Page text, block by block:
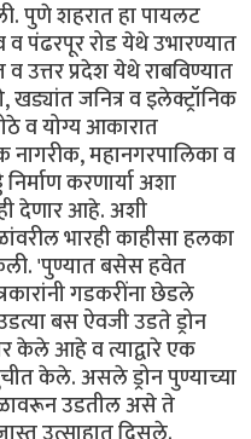
पुणे शहरात हा पायलट
व पंढरपूर रोड येथे उभारण्यात
प्रदेश येथे राबविण्यात
जनित्र व इलेक्ट्रॉनिक
व योग्य आकारात
नागरीक, महानगरपालिका व
करणार्या अशा
देणार आहे. अशी
भारही काहीसा हलका
'पुण्यात बसेस हवेत
गडकरींना छेडले
बस ऐवजी उडते ड्रोन
केले आहे व त्याद्वारे एक
केले. असले ड्रोन पुण्याच्या
उडतील असे ते